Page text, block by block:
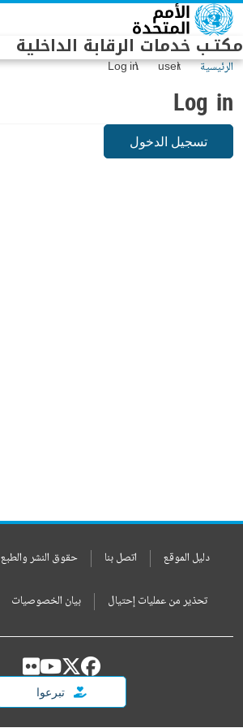
Skip to main content
مكتـب خدمات الرقابة الداخلية
الرئيسية user
Log in
Log in
تسجيل الدخول
دليل الموقع اتصل بنا حقوق النشر والطبع
تحذير من عمليات إحتيال بيان الخصوصيات
تبرعوا